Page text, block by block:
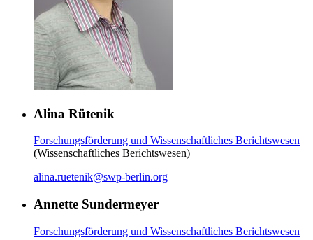
Alina Rütenik
Forschungsförderung und Wissenschaftliches Berichtswesen
(Wissenschaftliches Berichtswesen)
alina.ruetenik@swp-berlin.org
Annette Sundermeyer
Forschungsförderung und Wissenschaftliches Berichtswesen